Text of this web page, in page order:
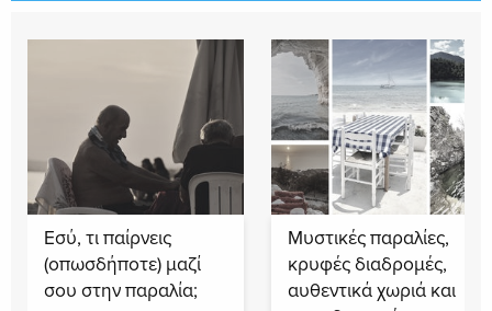
Εσύ, τι παίρνεις
(οπωσδήποτε) μαζί
σου στην παραλία;
Μυστικές παραλίες,
κρυφές διαδρομές,
αυθεντικά χωριά και